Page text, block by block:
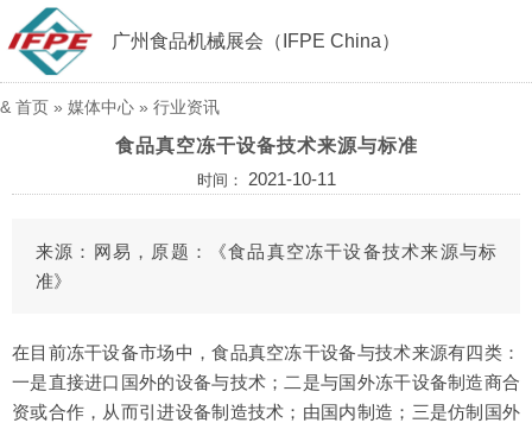
广州食品机械展会（IFPE China）
& 首页 » 媒体中心 » 行业资讯
食品真空冻干设备技术来源与标准
时间： 2021-10-11
来源：网易，原题：《食品真空冻干设备技术来源与标
准》
在目前冻干设备市场中，食品真空冻干设备与技术来源有四类：
一是直接进口国外的设备与技术；二是与国外冻干设备制造商合
资或合作，从而引进设备制造技术；由国内制造；三是仿制国外